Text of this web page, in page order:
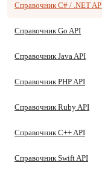
Справочник C# / .NET
Справочник Go API
Справочник Java API
Справочник PHP API
Справочник Ruby API
Справочник C++ API
Справочник Swift API